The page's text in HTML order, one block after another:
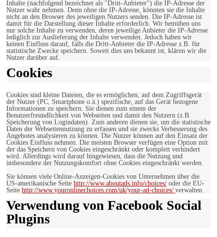
Inhalte (nachfolgend bezeichnet als "Dritt-Anbieter") die IP-Adresse der
Nutzer wahr nehmen. Denn ohne die IP-Adresse, könnten sie die Inhalte
nicht an den Browser des jeweiligen Nutzers senden. Die IP-Adresse ist
damit für die Darstellung dieser Inhalte erforderlich. Wir bemühen uns
nur solche Inhalte zu verwenden, deren jeweilige Anbieter die IP-Adresse
lediglich zur Auslieferung der Inhalte verwenden. Jedoch haben wir
keinen Einfluss darauf, falls die Dritt-Anbieter die IP-Adresse z.B. für
statistische Zwecke speichern. Soweit dies uns bekannt ist, klären wir die
Nutzer darüber auf.
Cookies
Cookies sind kleine Dateien, die es ermöglichen, auf dem Zugriffsgerät
der Nutzer (PC, Smartphone o.ä.) spezifische, auf das Gerät bezogene
Informationen zu speichern. Sie dienen zum einem der
Benutzerfreundlichkeit von Webseiten und damit den Nutzern (z.B.
Speicherung von Logindaten). Zum anderen dienen sie, um die statistische
Daten der Webseitennutzung zu erfassen und sie zwecks Verbesserung des
Angebotes analysieren zu können. Die Nutzer können auf den Einsatz der
Cookies Einfluss nehmen. Die meisten Browser verfügen eine Option mit
der das Speichern von Cookies eingeschränkt oder komplett verhindert
wird. Allerdings wird darauf hingewiesen, dass die Nutzung und
insbesondere der Nutzungskomfort ohne Cookies eingeschränkt werden.
Sie können viele Online-Anzeigen-Cookies von Unternehmen über die
US-amerikanische Seite http://www.aboutads.info/choices/ oder die EU-
Seite http://www.youronlinechoices.com/uk/your-ad-choices/ verwalten.
Verwendung von Facebook Social
Plugins